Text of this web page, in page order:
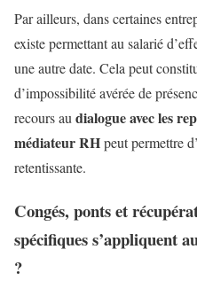
Par ailleurs, dans certaines
existe permettant au salarié
une autre date. Cela peut
d’impossibilité avérée de
recours audialogue avec les
médiateur RHpeut permettre
retentissante.
Congés, ponts et
spécifiques s’appliquent
?